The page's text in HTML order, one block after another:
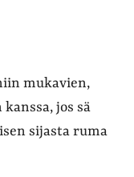
mukavien,
jos sä
sijasta ruma